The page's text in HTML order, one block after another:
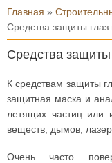
Вы здесь
Главная »
Средства защиты глаз
Средства
К средствам защиты
защитная маска и
летящих частиц или
веществ, дымов,
Очень часто